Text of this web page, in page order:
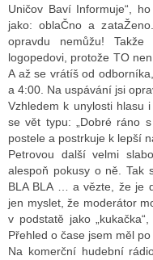
TISK
STÁT BLOGEREM
BLOGERA
DISKUTÉRA NA RADIOTV
Uničov Baví Informuje“,
jako: oblaČno a
opravdu nemůžu!
logopedovi, protože TO
A až se vrátíš od
a 4:00. Na uspávání jsi
Vzhledem k unylosti hlasu
se vět typu: „Dobré ráno
postele a postrkuje k lepší
Petrovou další velmi
alespoň pokusy o ně. Tak
BLA BLA … a vězte, že je
jen myslet, že moderátor
v podstatě jako
Přehled o čase jsem měl po
Na komerční hudební